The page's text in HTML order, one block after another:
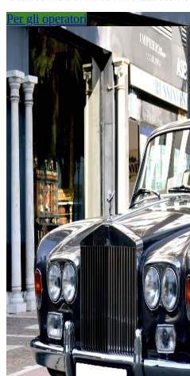
Per gli operatori